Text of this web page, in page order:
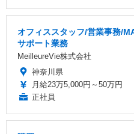
オフィススタッフ/営業事務/
サポート業務
MeilleureVie株式会社
神奈川県
月給23万5,000円～50万円
正社員